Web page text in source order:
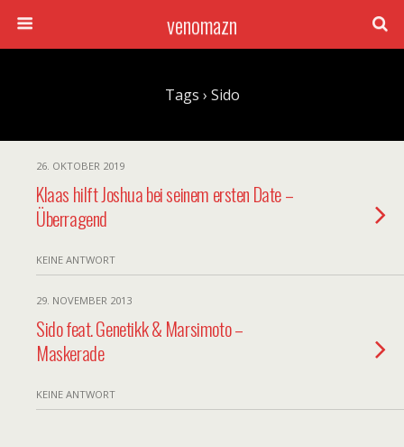
venomazn
Tags › Sido
26. OKTOBER 2019
Klaas hilft Joshua bei seinem ersten Date –
Überragend
KEINE ANTWORT
29. NOVEMBER 2013
Sido feat. Genetikk & Marsimoto –
Maskerade
KEINE ANTWORT